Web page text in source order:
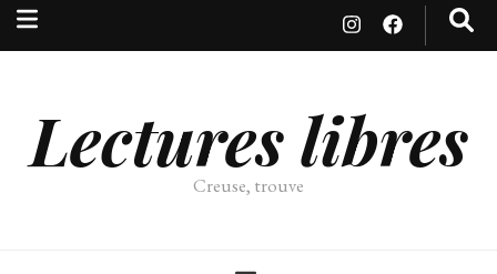
Lectures libres
Creuse, trouve